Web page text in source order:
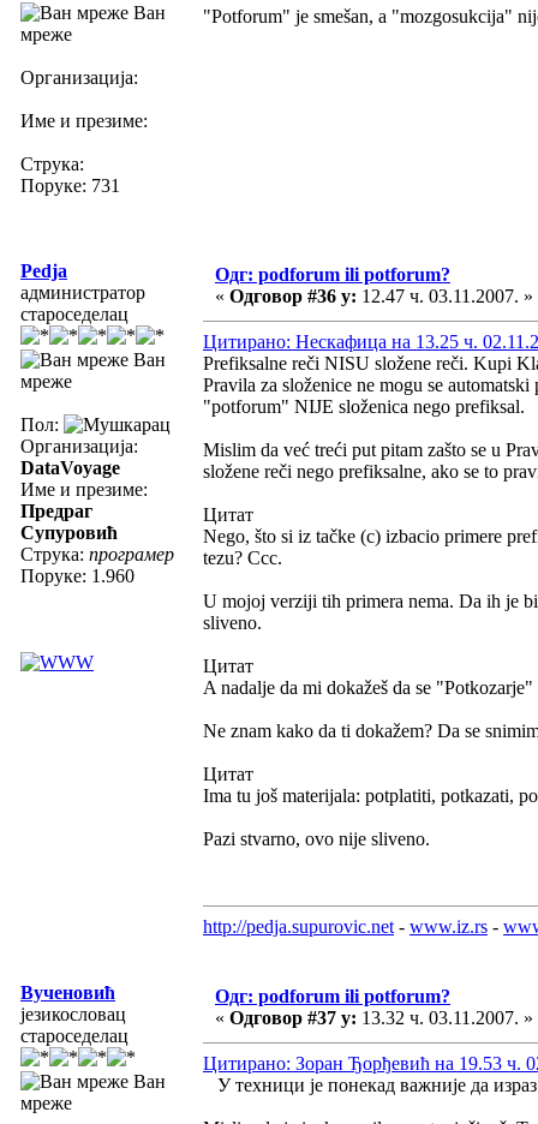
Ван
мреже
Организација:
Име и презиме:
Струка:
Поруке: 731
"Potforum" je smešan, a "mozgosukcija"
Pedja
администратор
староседелац
Ван
мреже
Пол:
Организација:
DataVoyage
Име и презиме:
Предраг
Супуровић
Струка: програмер
Поруке: 1.960
Одг: podforum ili potforum?
« Одговор #36 у: 12.47 ч. 03.11.2007. »
Цитирано: Нескафица на 13.25 ч.
Prefiksalne reči NISU složene reči. Kupi
Pravila za složenice ne mogu se
"potforum" NIJE složenica nego prefiksal.
Mislim da već treći put pitam zašto se u
složene reči nego prefiksalne, ako se to
Цитат
Nego, što si iz tačke (c) izbacio primere
tezu? Ccc.
U mojoj verziji tih primera nema. Da ih je
sliveno.
Цитат
A nadalje da mi dokažeš da se
Ne znam kako da ti dokažem? Da se
Цитат
Ima tu još materijala: potplatiti, potkazati,
Pazi stvarno, ovo nije sliveno.
http://pedja.supurovic.net - www.iz.rs -
Вученовић
језикословац
староседелац
Ван
мреже
Одг: podforum ili potforum?
« Одговор #37 у: 13.32 ч. 03.11.2007. »
Цитирано: Зоран Ђорђевић на 19.53 ч.
У техници је понекад важније да